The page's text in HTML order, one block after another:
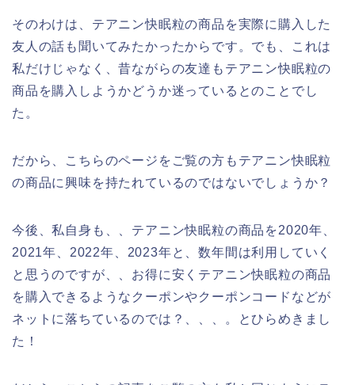
そのわけは、テアニン快眠粒の商品を実際に購入した
友人の話も聞いてみたかったからです。でも、これは
私だけじゃなく、昔ながらの友達もテアニン快眠粒の
商品を購入しようかどうか迷っているとのことでし
た。
だから、こちらのページをご覧の方もテアニン快眠粒
の商品に興味を持たれているのではないでしょうか？
今後、私自身も、、テアニン快眠粒の商品を2020年、
2021年、2022年、2023年と、数年間は利用していく
と思うのですが、、お得に安くテアニン快眠粒の商品
を購入できるようなクーポンやクーポンコードなどが
ネットに落ちているのでは？、、、。とひらめきまし
た！